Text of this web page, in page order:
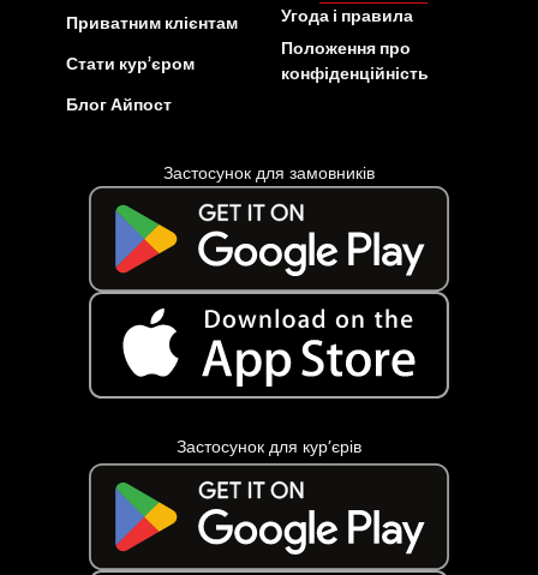
Приватним клієнтам
Стати кур’єром
Блог Айпост
Угода і правила
Положення про
конфіденційність
Застосунок для замовників
Застосунок для кур’єрів